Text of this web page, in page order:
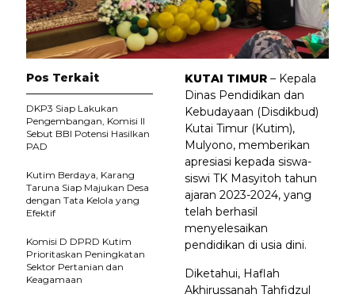
KUTAI TIMUR – Kepala
Dinas Pendidikan dan
Kebudayaan (Disdikbud)
Kutai Timur (Kutim),
Mulyono, memberikan
apresiasi kepada siswa-
siswi TK Masyitoh tahun
ajaran 2023-2024, yang
telah berhasil
menyelesaikan
pendidikan di usia dini.
Diketahui, Haflah
Akhirussanah Tahfidzul
Pos Terkait
DKP3 Siap Lakukan
Pengembangan, Komisi II
Sebut BBI Potensi Hasilkan
PAD
Kutim Berdaya, Karang
Taruna Siap Majukan Desa
dengan Tata Kelola yang
Efektif
Komisi D DPRD Kutim
Prioritaskan Peningkatan
Sektor Pertanian dan
Keagamaan